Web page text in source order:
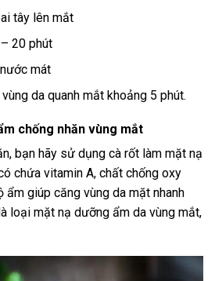
tây lên mắt
20 phút
mát
da quanh mắt khoảng 5 phút.
chống nhăn vùng mắt
bạn hãy sử dụng cà rốt làm mặt nạ
chứa vitamin A, chất chống oxy
ẩm giúp căng vùng da mặt nhanh
loại mặt nạ dưỡng ẩm da vùng mắt,